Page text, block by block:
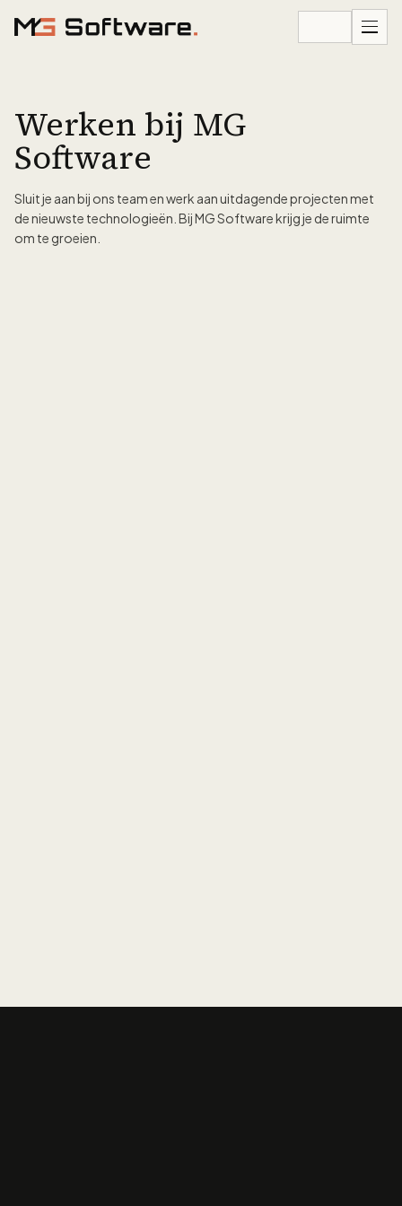
Werken bij MG
Software
Sluit je aan bij ons team en werk aan uitdagende projecten met
de nieuwste technologieën. Bij MG Software krijg je de ruimte
om te groeien.